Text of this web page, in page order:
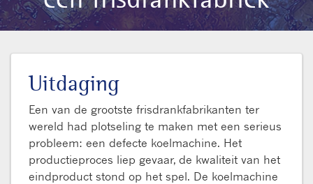
Uitdaging
Een van de grootste frisdrankfabrikanten ter
wereld had plotseling te maken met een serieus
probleem: een defecte koelmachine. Het
productieproces liep gevaar, de kwaliteit van het
eindproduct stond op het spel. De koelmachine